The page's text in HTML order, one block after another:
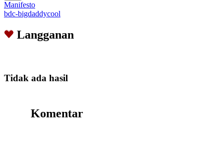
Manifesto
bdc-bigdaddycool
Langganan
Tidak ada hasil
Komentar